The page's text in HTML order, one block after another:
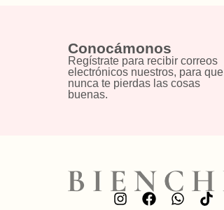
Conocámonos
Regístrate para recibir correos
electrónicos nuestros, para que
nunca te pierdas las cosas
buenas.